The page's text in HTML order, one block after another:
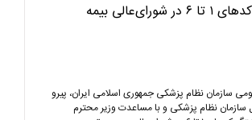
بیمه
سازمان نظام پزشکی جمهوری اسلامی ایران، پیرو
نظام پزشکی و با مساعدت وزیر محترم